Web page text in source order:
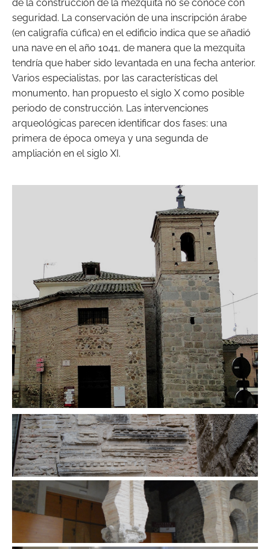
de la construcción de la mezquita no se conoce con
seguridad. La conservación de una inscripción árabe
(en caligrafía cúfica) en el edificio indica que se añadió
una nave en el año 1041, de manera que la mezquita
tendría que haber sido levantada en una fecha anterior.
Varios especialistas, por las características del
monumento, han propuesto el siglo X como posible
periodo de construcción. Las intervenciones
arqueológicas parecen identificar dos fases: una
primera de época omeya y una segunda de
ampliación en el siglo XI.